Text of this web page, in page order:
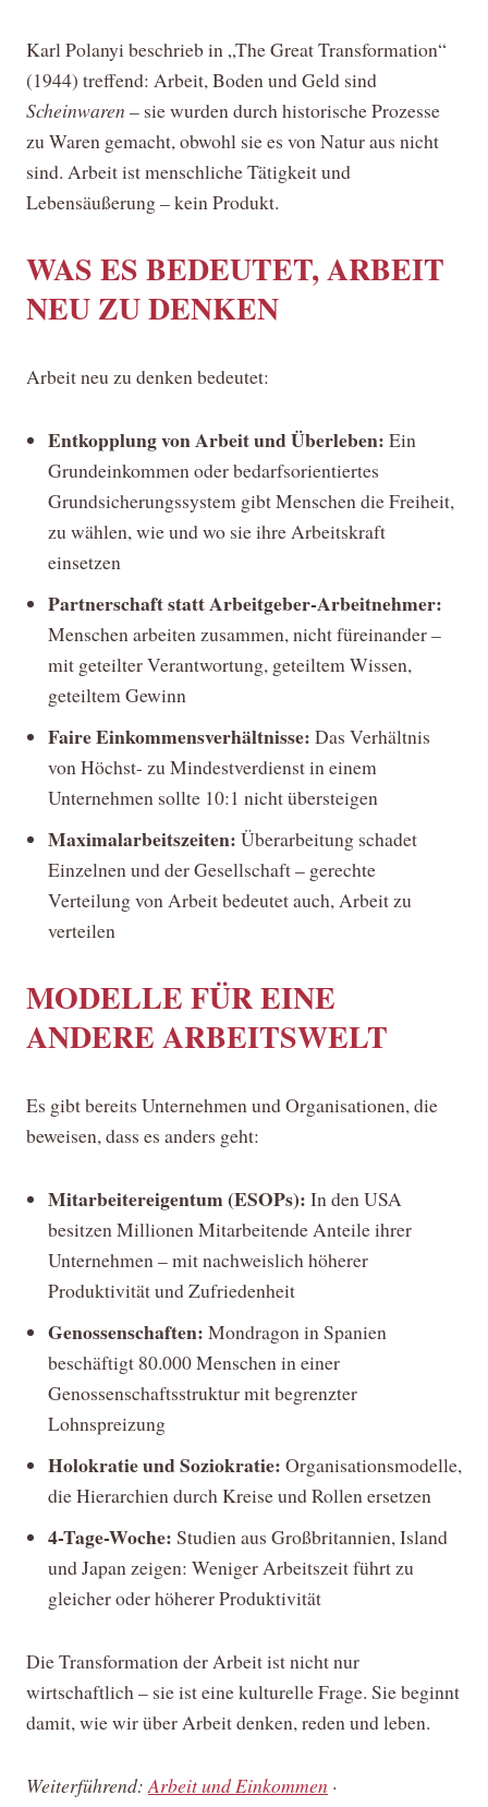
Karl Polanyi beschrieb in „The Great Transformation“
(1944) treffend: Arbeit, Boden und Geld sind
Scheinwaren – sie wurden durch historische Prozesse
zu Waren gemacht, obwohl sie es von Natur aus nicht
sind. Arbeit ist menschliche Tätigkeit und
Lebensäußerung – kein Produkt.
WAS ES BEDEUTET, ARBEIT
NEU ZU DENKEN
Arbeit neu zu denken bedeutet:
Entkopplung von Arbeit und Überleben: Ein
Grundeinkommen oder bedarfsorientiertes
Grundsicherungssystem gibt Menschen die Freiheit,
zu wählen, wie und wo sie ihre Arbeitskraft
einsetzen
Partnerschaft statt Arbeitgeber-Arbeitnehmer:
Menschen arbeiten zusammen, nicht füreinander –
mit geteilter Verantwortung, geteiltem Wissen,
geteiltem Gewinn
Faire Einkommensverhältnisse: Das Verhältnis
von Höchst- zu Mindestverdienst in einem
Unternehmen sollte 10:1 nicht übersteigen
Maximalarbeitszeiten: Überarbeitung schadet
Einzelnen und der Gesellschaft – gerechte
Verteilung von Arbeit bedeutet auch, Arbeit zu
verteilen
MODELLE FÜR EINE
ANDERE ARBEITSWELT
Es gibt bereits Unternehmen und Organisationen, die
beweisen, dass es anders geht:
Mitarbeitereigentum (ESOPs): In den USA
besitzen Millionen Mitarbeitende Anteile ihrer
Unternehmen – mit nachweislich höherer
Produktivität und Zufriedenheit
Genossenschaften: Mondragon in Spanien
beschäftigt 80.000 Menschen in einer
Genossenschaftsstruktur mit begrenzter
Lohnspreizung
Holokratie und Soziokratie: Organisationsmodelle,
die Hierarchien durch Kreise und Rollen ersetzen
4-Tage-Woche: Studien aus Großbritannien, Island
und Japan zeigen: Weniger Arbeitszeit führt zu
gleicher oder höherer Produktivität
Die Transformation der Arbeit ist nicht nur
wirtschaftlich – sie ist eine kulturelle Frage. Sie beginnt
damit, wie wir über Arbeit denken, reden und leben.
Weiterführend: Arbeit und Einkommen ·